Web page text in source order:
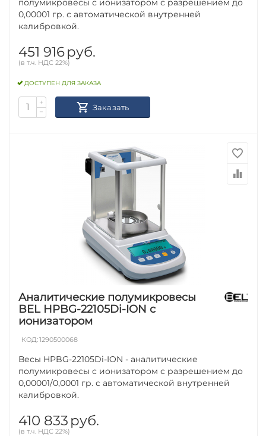
полумикровесы с ионизатором с разрешением до
0,00001 гр. с автоматической внутренней
калибровкой.
451 916руб.
(в т.ч. НДС 22%)
ДОСТУПЕН ДЛЯ ЗАКАЗА
+
−
Заказать
Аналитические полумикровесы
BEL HPBG-22105Di-ION с
ионизатором
КОД:1290500068
Весы HPBG-22105Di-ION - аналитические
полумикровесы с ионизатором с разрешением до
0,00001/0,0001 гр. с автоматической внутренней
калибровкой.
410 833 руб.
(в т.ч. НДС 22%)